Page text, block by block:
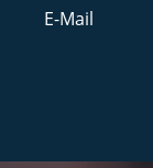
E-Mail